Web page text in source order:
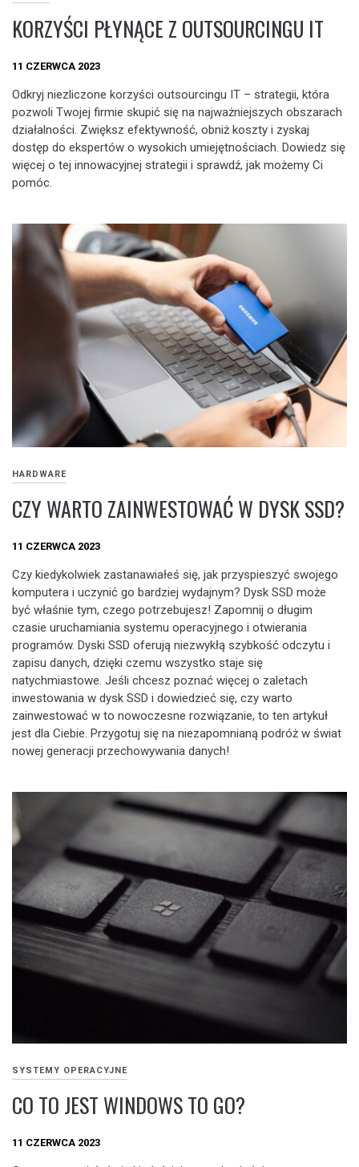
KORZYŚCI PŁYNĄCE Z OUTSOURCINGU IT
11 CZERWCA 2023
Odkryj niezliczone korzyści outsourcingu IT – strategii, która
pozwoli Twojej firmie skupić się na najważniejszych obszarach
działalności. Zwiększ efektywność, obniż koszty i zyskaj
dostęp do ekspertów o wysokich umiejętnościach. Dowiedz się
więcej o tej innowacyjnej strategii i sprawdź, jak możemy Ci
pomóc.
HARDWARE
CZY WARTO ZAINWESTOWAĆ W DYSK SSD?
11 CZERWCA 2023
Czy kiedykolwiek zastanawiałeś się, jak przyspieszyć swojego
komputera i uczynić go bardziej wydajnym? Dysk SSD może
być właśnie tym, czego potrzebujesz! Zapomnij o długim
czasie uruchamiania systemu operacyjnego i otwierania
programów. Dyski SSD oferują niezwykłą szybkość odczytu i
zapisu danych, dzięki czemu wszystko staje się
natychmiastowe. Jeśli chcesz poznać więcej o zaletach
inwestowania w dysk SSD i dowiedzieć się, czy warto
zainwestować w to nowoczesne rozwiązanie, to ten artykuł
jest dla Ciebie. Przygotuj się na niezapomnianą podróż w świat
nowej generacji przechowywania danych!
SYSTEMY OPERACYJNE
CO TO JEST WINDOWS TO GO?
11 CZERWCA 2023